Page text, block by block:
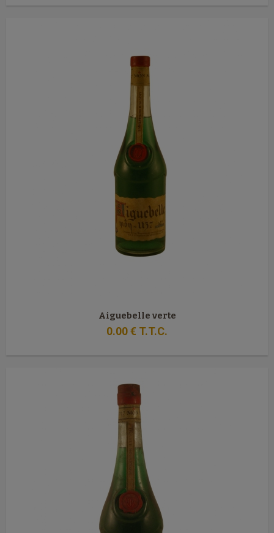
Aiguebelle verte
0.00€ T.T.C.